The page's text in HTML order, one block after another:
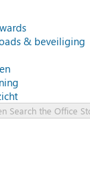
& beveiliging
Search the Office